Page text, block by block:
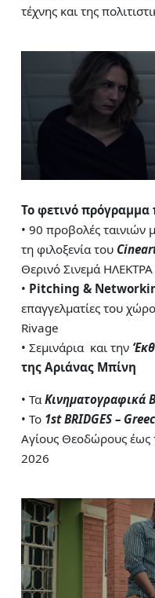
τέχνης και της
Το φετινό πρόγραμμα
• 90 προβολές ταινιών
τη φιλοξενία του
Θερινό Σινεμά ΗΛΕΚΤΡΑ
• Pitching &
επαγγελματίες του
Rivage
• Σεμινάρια και την
της Αριάνας Μπίνη
• ΤαΚινηματογραφικά
• Το 1st BRIDGES –
Αγίους Θεοδώρους έως
2026